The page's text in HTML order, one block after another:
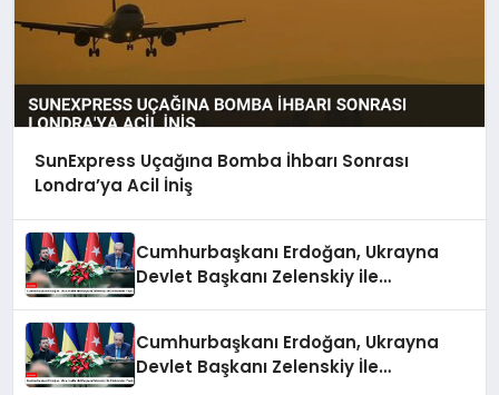
SunExpress Uçağına Bomba İhbarı Sonrası
Londra’ya Acil İniş
Cumhurbaşkanı Erdoğan, Ukrayna
Devlet Başkanı Zelenskiy ile
Cumhurbaşkanı Erdoğan, Ukrayna
Devlet Başkanı Zelenskiy İle